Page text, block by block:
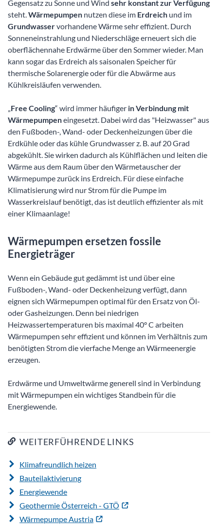
Gegensatz zu Sonne und Wind sehr konstant zur Verfügung
steht.Wärmepumpen nutzen diese im Erdreich und im
Grundwasservorhandene Wärme sehr effizient. Durch
Sonneneinstrahlung und Niederschläge erneuert sich die
oberflächennahe Erdwärme über den Sommer wieder. Man
kann sogar das Erdreich als saisonalen Speicher für
thermische Solarenergie oder für die Abwärme aus
Kühlkreisläufen verwenden.
„Free Cooling“ wird immer häufiger in Verbindung mit
Wärmepumpeneingesetzt. Dabei wird das "Heizwasser" aus
den Fußboden-, Wand- oder Deckenheizungen über die
Erdkühle oder das kühle Grundwasser z. B. auf 20 Grad
abgekühlt. Sie wirken dadurch als Kühlflächen und leiten die
Wärme aus dem Raum über den Wärmetauscher der
Wärmepumpe zurück ins Erdreich. Für diese einfache
Klimatisierung wird nur Strom für die Pumpe im
Wasserkreislauf benötigt, das ist deutlich effizienter als mit
einer Klimaanlage!
Wärmepumpen ersetzen fossile
Energieträger
Wenn ein Gebäude gut gedämmt ist und über eine
Fußboden-, Wand- oder Deckenheizung verfügt, dann
eignen sich Wärmepumpen optimal für den Ersatz von Öl-
oder Gasheizungen. Denn bei niedrigen
Heizwassertemperaturen bis maximal 40° C arbeiten
Wärmepumpen sehr effizient und können im Verhältnis zum
benötigten Strom die vierfache Menge an Wärmeenergie
erzeugen.
Erdwärme und Umweltwärme generell sind in Verbindung
mit Wärmepumpen ein wichtiges Standbein für die
Energiewende.
WEITERFÜHRENDE LINKS
Klimafreundlich heizen
Bauteilaktivierung
Energiewende
Geothermie Österreich - GTÖ
Wärmepumpe Austria